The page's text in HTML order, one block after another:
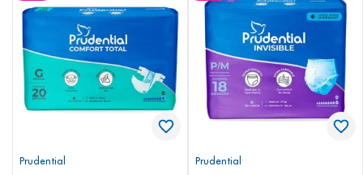
Prudential Prudential